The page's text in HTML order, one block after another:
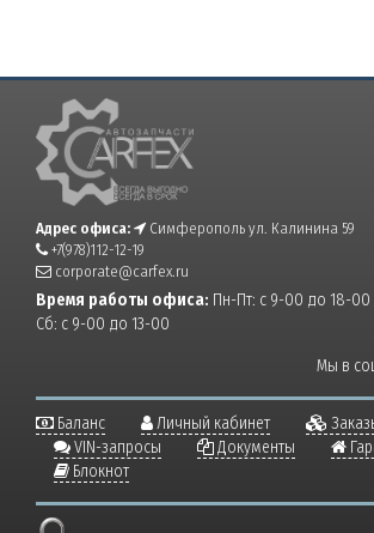
Адрес офиса:
Симферополь ул. Калинина 59
+7(978)112-12-19
corporate@carfex.ru
Время работы офиса: Пн-Пт: с 9-00 до 18-00
Сб: с 9-00 до 13-00
Мы в
Баланс Личный кабинет
VIN-запросы
Документы
Блокнот